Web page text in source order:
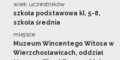
wiek uczestników
szkoła podstawowa kl. 5-8,
szkoła średnia
miejsce
Muzeum Wincentego Witosa w
Wierzchosławicach, oddział